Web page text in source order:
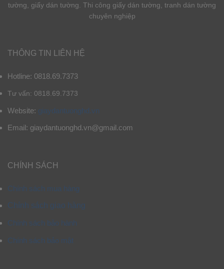
tường, giấy dán tường. Thi công giấy dán tường, tranh dán tường
chuyên nghiệp
THÔNG TIN LIÊN HỆ
Hotline: 0818.69.7373
Tư vấn: 0818.69.7373
Website: giaydantuonghd.vn
Email: giaydantuonghd.vn@gmail.com
CHÍNH SÁCH
Chính sách mua hàng
Chính sách giao hàng
Chính sách bảo hành
Chính sách bảo mật